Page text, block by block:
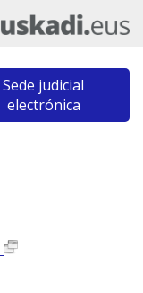
Sede judicial
electrónica